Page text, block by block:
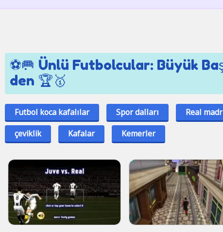
⚽🥅 Ünlü Futbolcular: Büyük
den 🏆🥇
Futbol koca kafalılar Spor dalları Real
çeviklik
Kafalar Kemerler